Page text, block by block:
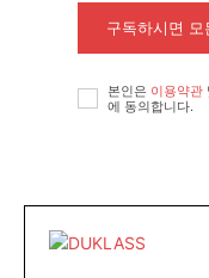
구독하시면
본인은 이용약관
에 동의합니다.